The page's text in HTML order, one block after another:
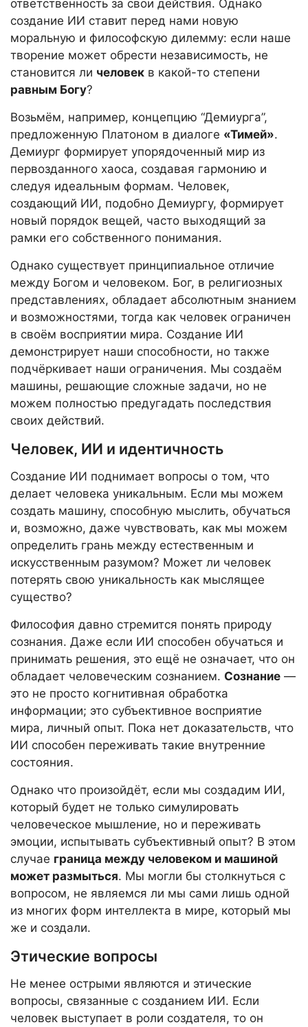
ответственность за свои действия. Однако
создание ИИ ставит перед нами новую
моральную и философскую дилемму: если наше
творение может обрести независимость, не
становится ли человек в какой-то степени
равным Богу?
Возьмём, например, концепцию “Демиурга”,
предложенную Платоном в диалоге «Тимей».
Демиург формирует упорядоченный мир из
первозданного хаоса, создавая гармонию и
следуя идеальным формам. Человек,
создающий ИИ, подобно Демиургу, формирует
новый порядок вещей, часто выходящий за
рамки его собственного понимания.
Однако существует принципиальное отличие
между Богом и человеком. Бог, в религиозных
представлениях, обладает абсолютным знанием
и возможностями, тогда как человек ограничен
в своём восприятии мира. Создание ИИ
демонстрирует наши способности, но также
подчёркивает наши ограничения. Мы создаём
машины, решающие сложные задачи, но не
можем полностью предугадать последствия
своих действий.
Человек, ИИ и идентичность
Создание ИИ поднимает вопросы о том, что
делает человека уникальным. Если мы можем
создать машину, способную мыслить, обучаться
и, возможно, даже чувствовать, как мы можем
определить грань между естественным и
искусственным разумом? Может ли человек
потерять свою уникальность как мыслящее
существо?
Философия давно стремится понять природу
сознания. Даже если ИИ способен обучаться и
принимать решения, это ещё не означает, что он
обладает человеческим сознанием. Сознание —
это не просто когнитивная обработка
информации; это субъективное восприятие
мира, личный опыт. Пока нет доказательств, что
ИИ способен переживать такие внутренние
состояния.
Однако что произойдёт, если мы создадим ИИ,
который будет не только симулировать
человеческое мышление, но и переживать
эмоции, испытывать субъективный опыт? В этом
случае граница между человеком и машиной
может размыться. Мы могли бы столкнуться с
вопросом, не являемся ли мы сами лишь одной
из многих форм интеллекта в мире, который мы
же и создали.
Этические вопросы
Не менее острыми являются и этические
вопросы, связанные с созданием ИИ. Если
человек выступает в роли создателя, то он